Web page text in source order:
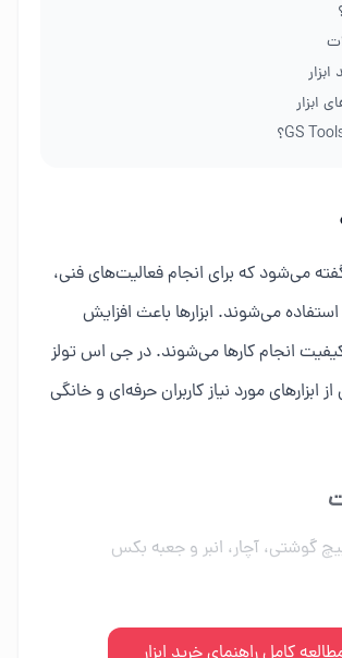
ابزار
گفته می‌شود که برای انجام فعالیت‌های فنی،
می‌شوند. ابزارها باعث افزایش
انجام کارها می‌شوند. در جی اس تولز
ابزارهای مورد نیاز کاربران حرفه‌ای و خانگی
گوشتی، آچار، انبر و جعبه بکس